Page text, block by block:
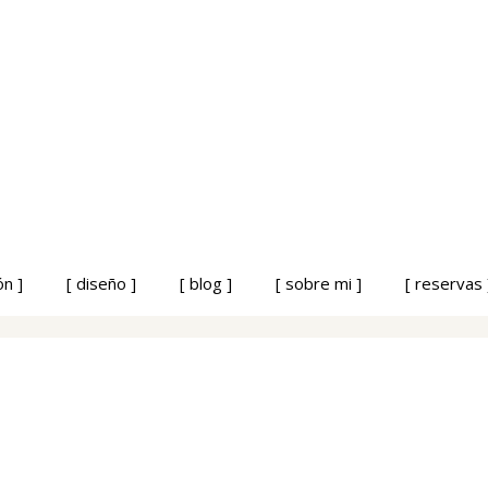
] [ diseño ] [ blog ] [ sobre mi ] [ reservas